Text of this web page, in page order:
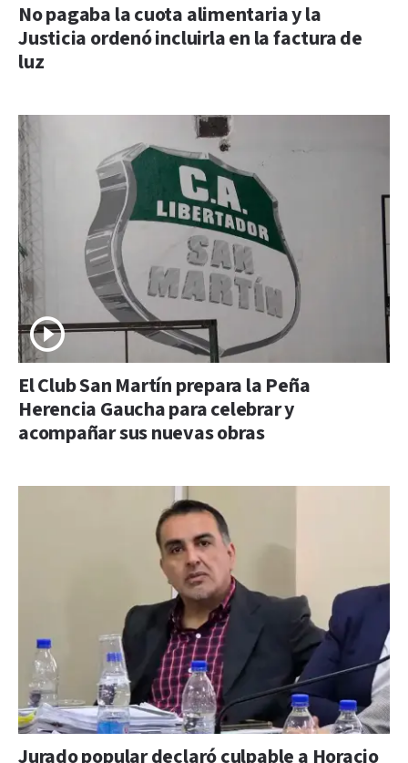
No pagaba la cuota alimentaria y la
Justicia ordenó incluirla en la factura de
luz
El Club San Martín prepara la Peña
Herencia Gaucha para celebrar y
acompañar sus nuevas obras
Jurado popular declaró culpable a Horacio